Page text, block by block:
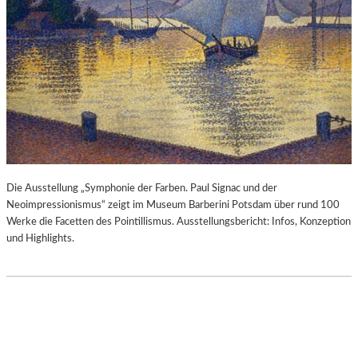
Die Ausstellung „Symphonie der Farben. Paul Signac und der
Neoimpressionismus“ zeigt im Museum Barberini Potsdam über rund 100
Werke die Facetten des Pointillismus. Ausstellungsbericht: Infos, Konzeption
und Highlights.